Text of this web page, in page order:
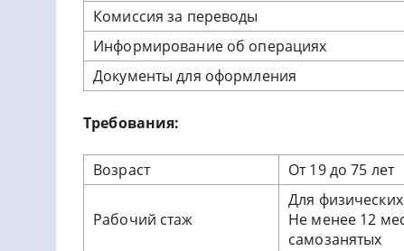
Комиссия за переводы
Информирование об операциях
Документы для оформления
Требования:
Возраст От 19 до 75 лет
Рабочий стаж
Для
Не менее 12
самозанятых